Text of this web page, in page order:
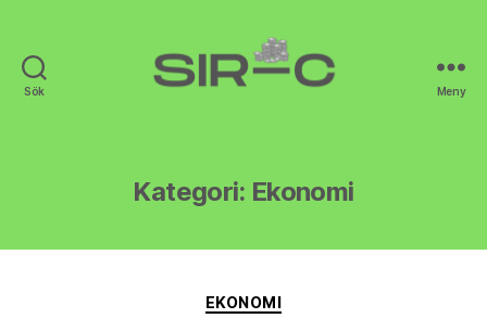
Sök Meny
Kategori: Ekonomi
Kategorier
EKONOMI